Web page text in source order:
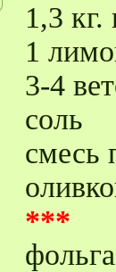
1,3
1
3-4
соль
смесь
***
фольга